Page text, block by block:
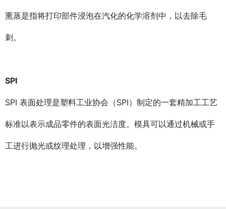
熏蒸是指将打印部件浸泡在汽化的化学溶剂中，以去除毛
刺。
SPI
SPI 表面处理是塑料工业协会（SPI）制定的一套精加工工艺
标准以表示成品零件的表面光洁度。模具可以通过机械或手
工进行抛光或纹理处理，以增强性能。